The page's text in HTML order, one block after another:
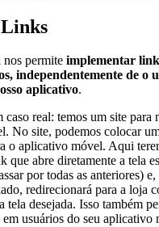
nos permite implementar
independentemente de o
aplicativo.
real: temos um site para
No site, podemos colocar
o aplicativo móvel. Aqui
que abre diretamente a tela
por todas as anteriores)
redirecionará para a loja
tela desejada. Isso também
em usuários do seu aplicativo